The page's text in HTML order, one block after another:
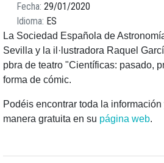
Fecha 29/01/2020
Idioma ES
La Sociedad Española de
Sevilla y la il·lustradora Raquel
pbra de teatro "Científicas: pasado,
forma de cómic.
Podéis encontrar toda la
manera gratuita en su página web.